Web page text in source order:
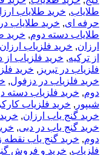
,خرید طلایاب ارزان
ای ,خرید طلایاب در تهران
دسته دوم,خرید
خرید فلزیاب ارزان قیمت
,خرید فلزیاب از دبی ,
در تبریز خرید فلزیاب
فلزیاب در دزفول, خرید
خرید فلزیاب دسته دوم,
,خرید فلزیاب کارکرده,
یاب ارزان خرید گنج
یاب در دبی, خرید
خرید گنج یاب نقطه زن,
,خرید و فروش گنج یاب